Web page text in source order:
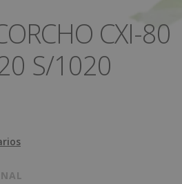
CXI-80
S/1020